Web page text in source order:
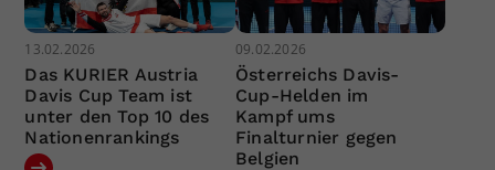
13.02.2026
Das KURIER Austria
Davis Cup Team ist
unter den Top 10 des
Nationenrankings
09.02.2026
Österreichs Davis-
Cup-Helden im
Kampf ums
Finalturnier gegen
Belgien